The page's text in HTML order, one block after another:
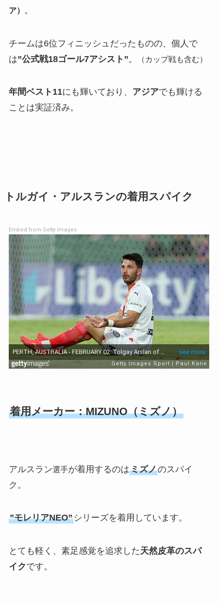
ア）
。
チームは6位フィニッシュだったものの、個人で
は”公式戦18ゴール7アシスト”。 （カップ戦も含む）
年間ベスト11にも輝いており、 アジアでも輝ける
ことは実証済み。
トルガイ・アルスランの着用スパイク
Embed from Getty Images
着用メーカー：MIZUNO（ミズノ）
アルスラン選手が着用するのはミズノのスパイ
ク。
”モレリアNEO”シリーズを着用しています。
とても軽く、素足感覚を追求した天然皮革のスパ
イクです。